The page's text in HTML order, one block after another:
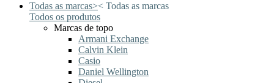
Todas as marcas>< Todas as marcas
Todos os produtos
Marcas de topo
Armani Exchange
Calvin Klein
Casio
Daniel Wellington